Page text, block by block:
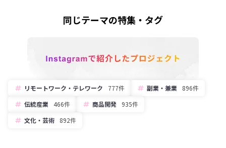
同じテーマの特集・タグ
リモートワーク・テレワーク 777件 副業・兼業
896件
伝統産業
466件 商品開発
935件
文化・芸術
892件